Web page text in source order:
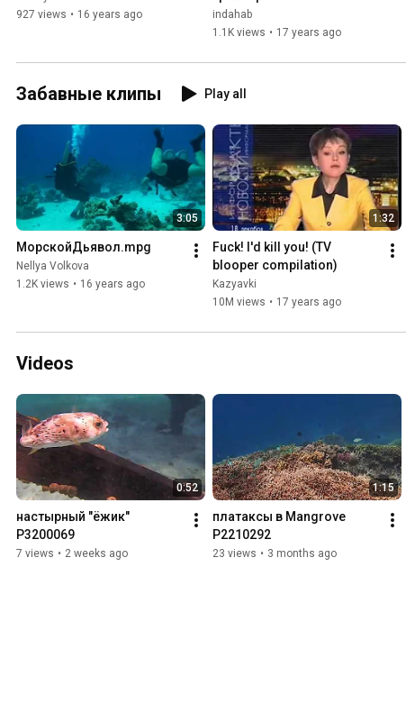
927 views • 16 years ago
indahab
1.1K views • 17 years ago
Забавные клипы Play all
3:05
МорскойДьявол.mpg
Nellya Volkova
1.2K views • 16 years ago
1:32
Fuck! I'd kill you! (TV
blooper compilation)
Kazyavki
10M views • 17 years ago
Videos
0:52
настырный "ёжик"
P3200069
7 views • 2 weeks ago
1:15
платаксы в Mangrove
P2210292
23 views • 3 months ago